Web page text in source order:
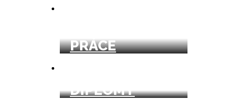
PRÁCE
DIPLOMY